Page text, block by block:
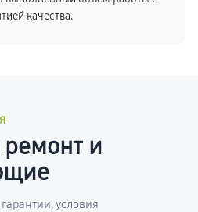
качества.
ремонт и
условия